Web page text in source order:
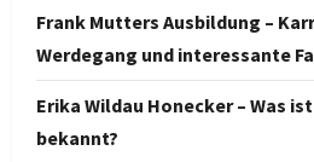
Frank Mutters Ausbildung –
Werdegang und interessante
Erika Wildau Honecker – Was
bekannt?